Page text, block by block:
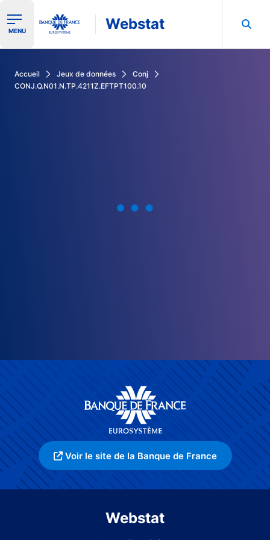
Ouvrir le menu de navigation
MENU Webstat
Accueil Jeux de données
Conj
CONJ.Q.N01.N.TP.4211Z.EFTPT100.10
Voir le site de la Banque de France
Webstat